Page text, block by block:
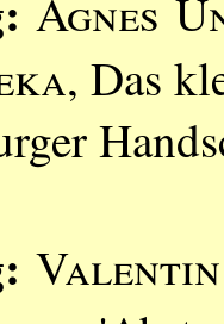
Agnes
, Das